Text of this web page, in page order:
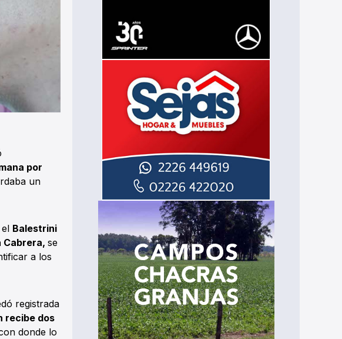
por
un
Balestrini
Cabrera, se
a los
registrada
recibe dos
donde lo